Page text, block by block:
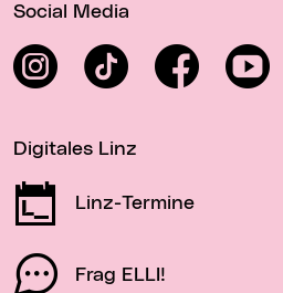
Social Media
InstagramTikTok FacebookYouTube
Digitales Linz
Linz-Termine
Frag ELLI!